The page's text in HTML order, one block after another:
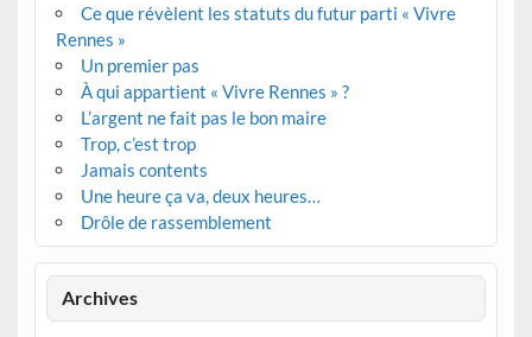
Ce que révèlent les statuts du futur parti « Vivre
Rennes »
Un premier pas
À qui appartient « Vivre Rennes » ?
L’argent ne fait pas le bon maire
Trop, c’est trop
Jamais contents
Une heure ça va, deux heures…
Drôle de rassemblement
Archives